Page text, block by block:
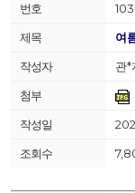
103
여
관*